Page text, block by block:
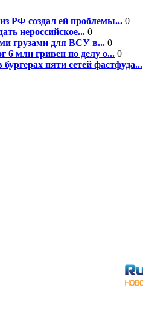
РФ создал ей проблемы... 0
нероссийское... 0
грузами для ВСУ в... 0
6 млн гривен по делу о... 0
пяти сетей фастфуда...